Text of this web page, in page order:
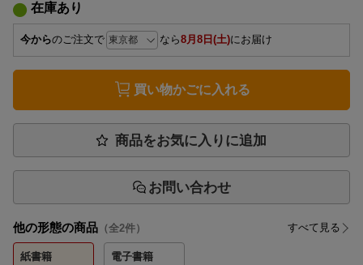
在庫あり
今からのご注文で なら8月8日(土)にお届け
買い物かごに入れる
商品をお気に入りに追加
お問い合わせ
他の形態の商品 （全2件） すべて見る
紙書籍 電子書籍